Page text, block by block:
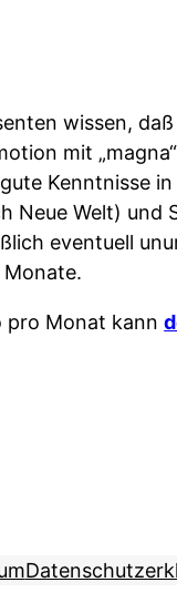
wissen,
mit
Kenntnisse
Neue Welt)
eventuell
pro Monat kann